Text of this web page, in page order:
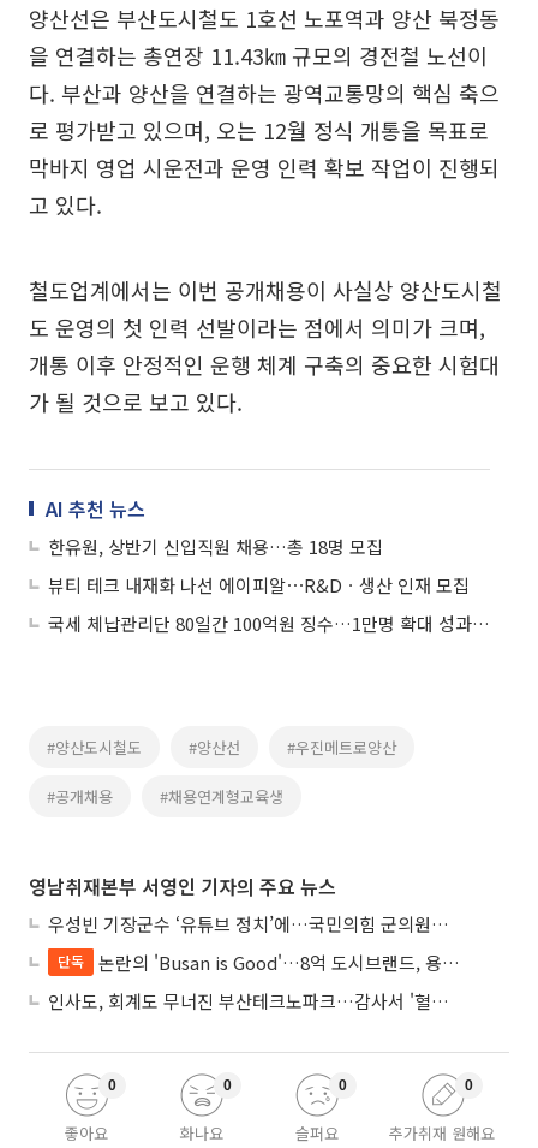
양산선은 부산도시철도 1호선 노포역과 양산 북정동
을 연결하는 총연장 11.43㎞ 규모의 경전철 노선이
다. 부산과 양산을 연결하는 광역교통망의 핵심 축으
로 평가받고 있으며, 오는 12월 정식 개통을 목표로
막바지 영업 시운전과 운영 인력 확보 작업이 진행되
고 있다.
철도업계에서는 이번 공개채용이 사실상 양산도시철
도 운영의 첫 인력 선발이라는 점에서 의미가 크며,
개통 이후 안정적인 운행 체계 구축의 중요한 시험대
가 될 것으로 보고 있다.
AI 추천 뉴스
한유원, 상반기 신입직원 채용…총 18명 모집
뷰티 테크 내재화 나선 에이피알⋯R&Dㆍ생산 인재 모집
국세 체납관리단 80일간 100억원 징수…1만명 확대 성과 시험대
#양산도시철도 #양산선 #우진메트로양산
#공개채용 #채용연계형교육생
영남취재본부 서영인 기자의 주요 뉴스
우성빈 기장군수 ‘유튜브 정치’에…국민의힘 군의원들 집단 반발
단독
논란의 'Busan is Good'…8억 도시브랜드, 용산 대통령실 CI 업체가 수행
인사도, 회계도 무너진 부산테크노파크…감사서 '혈세 유용·인사 뒤집기' 적발
좋아요
0
화나요
0
슬퍼요
0
추가취재 원해요
0